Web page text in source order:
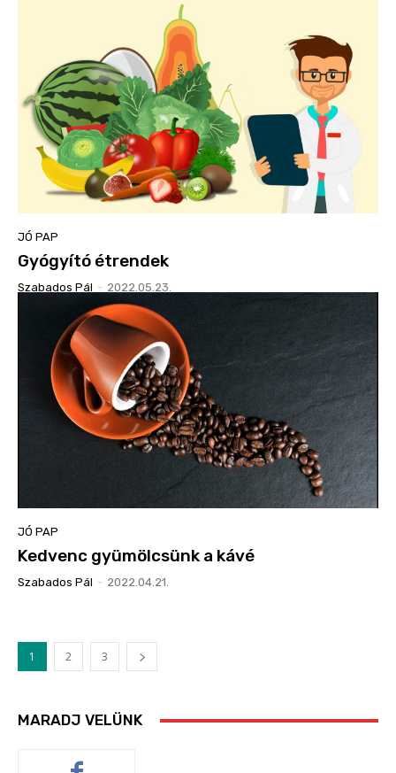
JÓ PAP
Gyógyító étrendek
Szabados Pál - 2022.05.23.
JÓ PAP
Kedvenc gyümölcsünk a kávé
Szabados Pál - 2022.04.21.
1 2 3
MARADJ VELÜNK